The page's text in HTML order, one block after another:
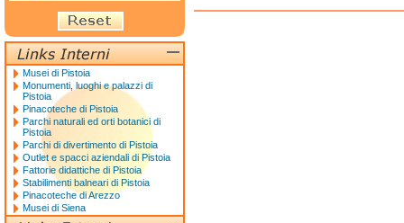
Musei di Pistoia
Monumenti, luoghi e palazzi di
Pistoia
Pinacoteche di Pistoia
Parchi naturali ed orti botanici di
Pistoia
Parchi di divertimento di Pistoia
Outlet e spacci aziendali di Pistoia
Fattorie didattiche di Pistoia
Stabilimenti balneari di Pistoia
Pinacoteche di Arezzo
Musei di Siena